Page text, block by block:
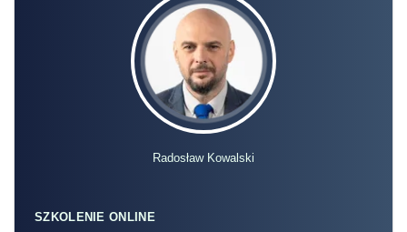
Radosław Kowalski
SZKOLENIE ONLINE